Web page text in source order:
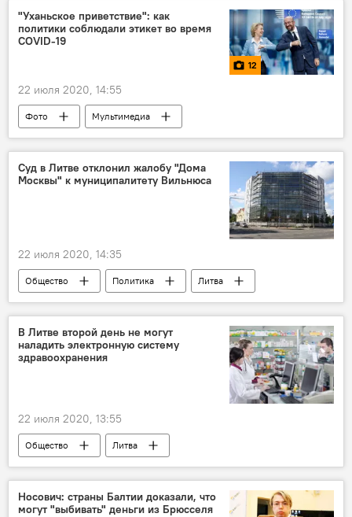
Министерство здравоохранения
"Уханьское приветствие": как
политики соблюдали этикет во время
COVID-19
12
22 июля 2020, 14:55
Фото
Мультимедиа
Вспышка нового коронавируса в разных странах
коронавирус
политики
Суд в Литве отклонил жалобу "Дома
Москвы" к муниципалитету Вильнюса
22 июля 2020, 14:35
Общество Политика
Литва
Вильнюс
суд Дом Москвы
В Литве второй день не могут
наладить электронную систему
здравоохранения
22 июля 2020, 13:55
Общество
Литва
Министерство здравоохранения
Носович: страны Балтии доказали, что
могут "выбивать" деньги из Брюсселя